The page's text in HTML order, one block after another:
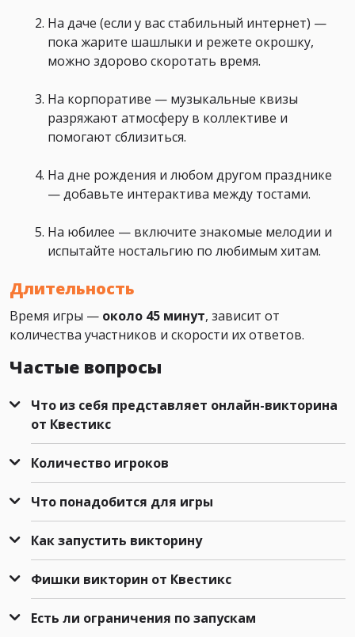
На даче (если у вас стабильный интернет) —
пока жарите шашлыки и режете окрошку,
можно здорово скоротать время.
На корпоративе — музыкальные квизы
разряжают атмосферу в коллективе и
помогают сблизиться.
На дне рождения и любом другом празднике
— добавьте интерактива между тостами.
На юбилее — включите знакомые мелодии и
испытайте ностальгию по любимым хитам.
Длительность
Время игры — около 45 минут, зависит от
количества участников и скорости их ответов.
Частые вопросы
Что из себя представляет онлайн-викторина
от Квестикс
Количество игроков
Что понадобится для игры
Как запустить викторину
Фишки викторин от Квестикс
Есть ли ограничения по запускам